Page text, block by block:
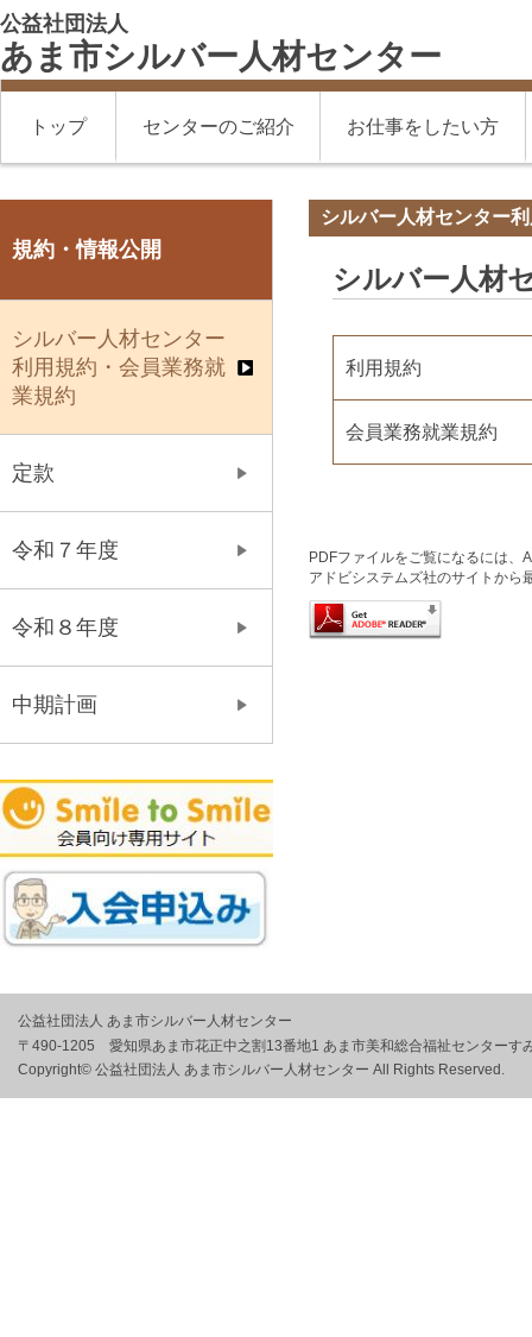
公益社団法人
あま市シルバー人材センター
トップ センターのご紹介 お仕事をしたい方
シルバー人材センター
シルバー人材
利用規約
会員業務就業規約
PDFファイルをご覧になるには
アドビシステムズ社のサイトから
規約・情報公開
シルバー人材センター
利用規約・会員業務就
業規約
定款
令和７年度
令和８年度
中期計画
公益社団法人 あま市シルバー人材センター
〒490-1205 愛知県あま市花正中之割13番地1 あま市美和総合福祉センターす
Copyright© 公益社団法人 あま市シルバー人材センター All Rights Reserved.